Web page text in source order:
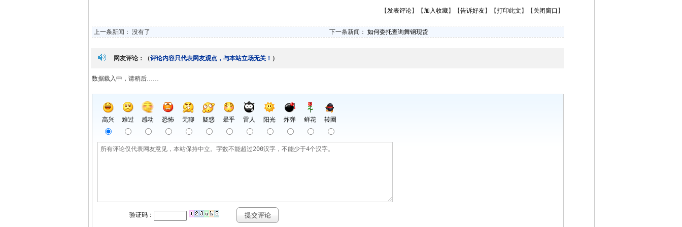
【发表评论】【加入收藏】【告诉好友】【打印此文 】【 关闭窗口 】
上一条新闻： 没有了 下一条新闻： 如何委托查询舞钢现货
网友评论：（评论内容只代表网友观点，与本站立场无关！ ）
数据载入中，请稍后……